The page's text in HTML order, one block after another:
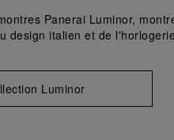
Panerai Luminor,
design italien et de
Luminor